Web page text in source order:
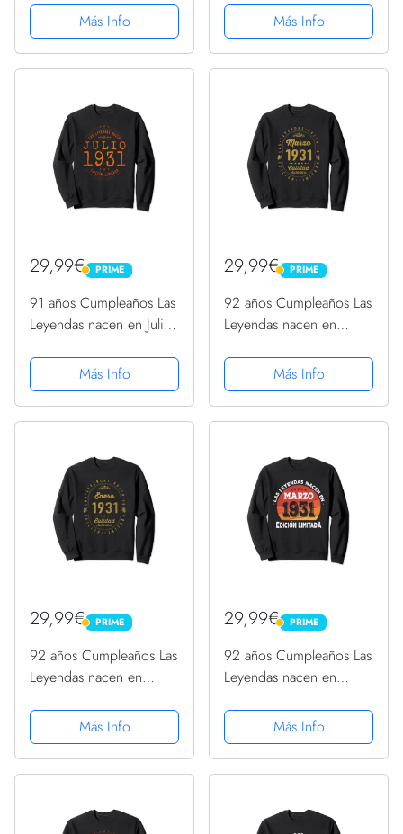
Más Info
Más Info
29,99€ PRIME
PRIME
91 años Cumpleaños Las
Leyendas nacen en Julio
Más Info
29,99€ PRIME
PRIME
92 años Cumpleaños Las
Leyendas nacen en
Más Info
29,99€ PRIME
PRIME
92 años Cumpleaños Las
Leyendas nacen en
Más Info
29,99€ PRIME
PRIME
92 años Cumpleaños Las
Leyendas nacen en
Más Info